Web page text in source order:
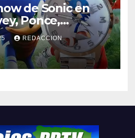
de Sonic en
Ponce,
y Humacao,
para el que
REDACCION